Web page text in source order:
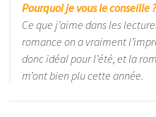
Pourquoi je vous le conseille
Ce que j’aime dans les
romance on a vraiment
donc idéal pour l’été, et la
m’ont bien plu cette année.